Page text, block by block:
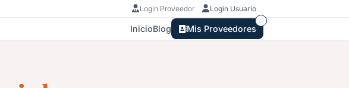
Login Proveedor Login Usuario
InicioBlog Mis Proveedores